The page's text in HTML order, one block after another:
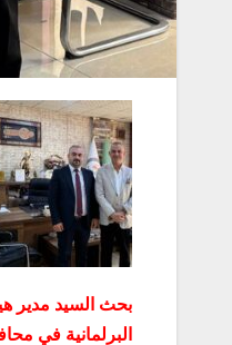
بحث السيد مدير
البرلمانية في